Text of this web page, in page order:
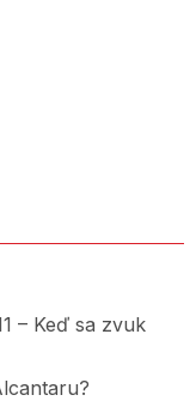
– Keď sa zvuk